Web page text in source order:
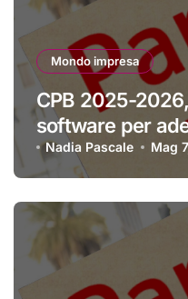
Mondo impresa
CPB 2025-
software per
Nadia Pascale Mag